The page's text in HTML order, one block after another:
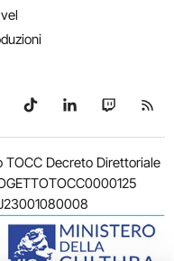
WhatsApp
su Telegram
Seguici su TikTok
Seguici su
Seguici
Decreto Direttoriale